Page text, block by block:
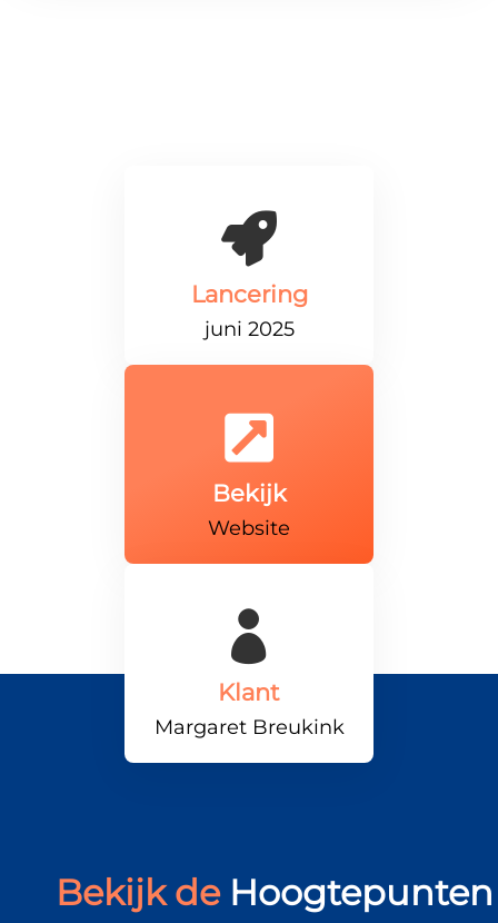

Lancering
juni 2025

Bekijk
Website

Klant
Margaret Breukink
Bekijk de Hoogtepunten